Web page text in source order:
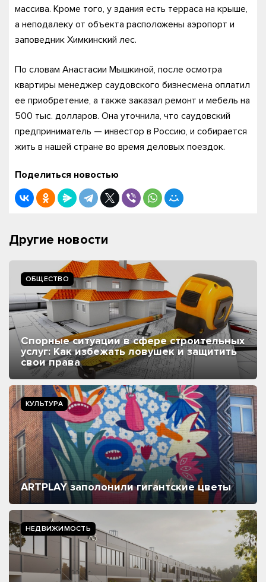
массива. Кроме того, у здания есть терраса на крыше,
а неподалеку от объекта расположены аэропорт и
заповедник Химкинский лес.
По словам Анастасии Мышкиной, после осмотра
квартиры менеджер саудовского бизнесмена оплатил
ее приобретение, а также заказал ремонт и мебель на
500 тыс. долларов. Она уточнила, что саудовский
предприниматель — инвестор в Россию, и собирается
жить в нашей стране во время деловых поездок.
Поделиться новостью
Другие новости
ОБЩЕСТВО
Спорные ситуации в сфере строительных
услуг: Как избежать ловушек и защитить
свои права
КУЛЬТУРА
ARTPLAY заполонили гигантские цветы
НЕДВИЖИМОСТЬ